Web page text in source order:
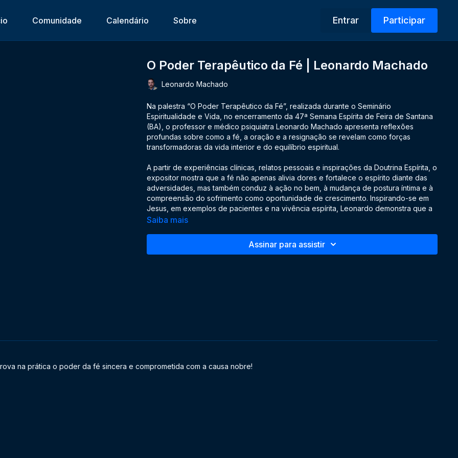
Comunidade Calendário Sobre Entrar Participar
O Poder Terapêutico da Fé | Leonardo Machado
Leonardo Machado
Na palestra “O Poder Terapêutico da Fé”, realizada durante o Seminário
Espiritualidade e Vida, no encerramento da 47ª Semana Espírita de Feira de Santana
(BA), o professor e médico psiquiatra Leonardo Machado apresenta reflexões
profundas sobre como a fé, a oração e a resignação se revelam como forças
transformadoras da vida interior e do equilíbrio espiritual.
A partir de experiências clínicas, relatos pessoais e inspirações da Doutrina Espírita, o
expositor mostra que a fé não apenas alivia dores e fortalece o espírito diante das
adversidades, mas também conduz à ação no bem, à mudança de postura íntima e à
compreensão do sofrimento como oportunidade de crescimento. Inspirando-se em
Jesus, em exemplos de pacientes e na vivência espírita, Leonardo demonstra que a
verdadeira fé é ativa, terapêutica e capaz de renovar a esperança, abrindo caminho
Saiba mais
Assinar para assistir
na prática o poder da fé sincera e comprometida com a causa nobre!